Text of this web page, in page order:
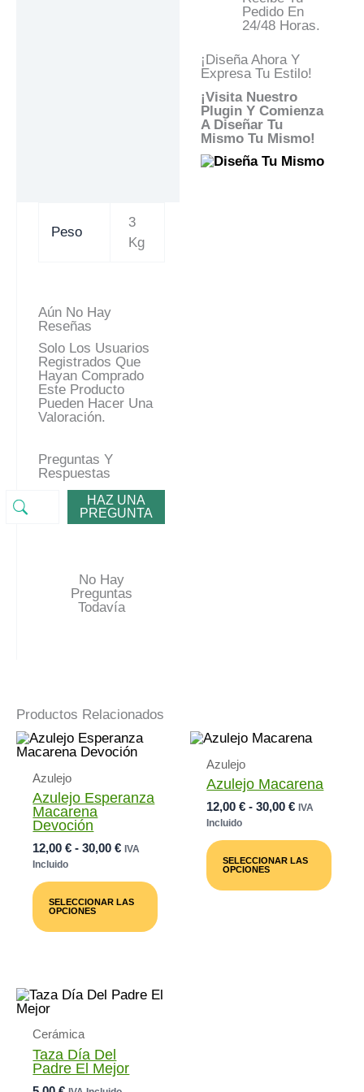
Pedido En
24/48 Horas.
¡Diseña Ahora Y
Expresa Tu Estilo!
¡Visita Nuestro
Plugin Y Comienza
A Diseñar Tu
Mismo Tu Mismo!
Peso
3
Kg
Aún No Hay
Reseñas
Solo Los Usuarios
Registrados Que
Hayan Comprado
Este Producto
Pueden Hacer Una
Valoración.
Preguntas Y
Respuestas
HAZ UNA
PREGUNTA
No Hay
Preguntas
Todavía
Productos Relacionados
Azulejo
Azulejo Esperanza
Macarena
Devoción
12,00€ - 30,00€Rango
Desde
12,00 €
Hasta
IVA
Incluido
SELECCIONAR LAS
OPCIONES
Producto
Múltiples
Pueden
Azulejo
Azulejo Macarena
12,00€ - 30,00€Rango
Desde
12,00 €
Hasta
IVA
Incluido
SELECCIONAR LAS
OPCIONES
Cerámica
Taza Día Del
Padre El Mejor